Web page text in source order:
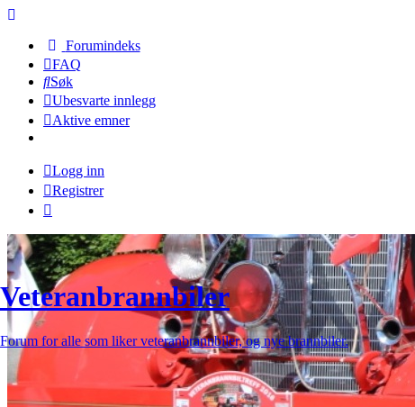
Forumindeks
FAQ
Søk
Ubesvarte innlegg
Aktive emner
Logg inn
Registrer
Veteranbrannbiler
Forum for alle som liker veteranbrannbiler, og nye brannbiler.